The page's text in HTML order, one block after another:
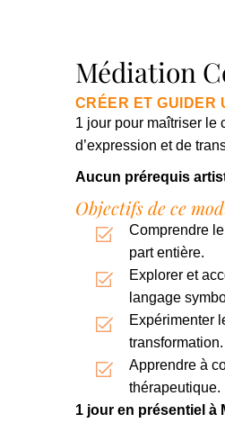
Médiation
CRÉER ET GUIDER
1 jour pour maîtriser le
d’expression et de
Aucun prérequis
Objectifs de ce
Comprendre
part entière.
Explorer et
langage
Expérimenter
transformation.
Apprendre à
thérapeutique.
1 jour en présentiel à